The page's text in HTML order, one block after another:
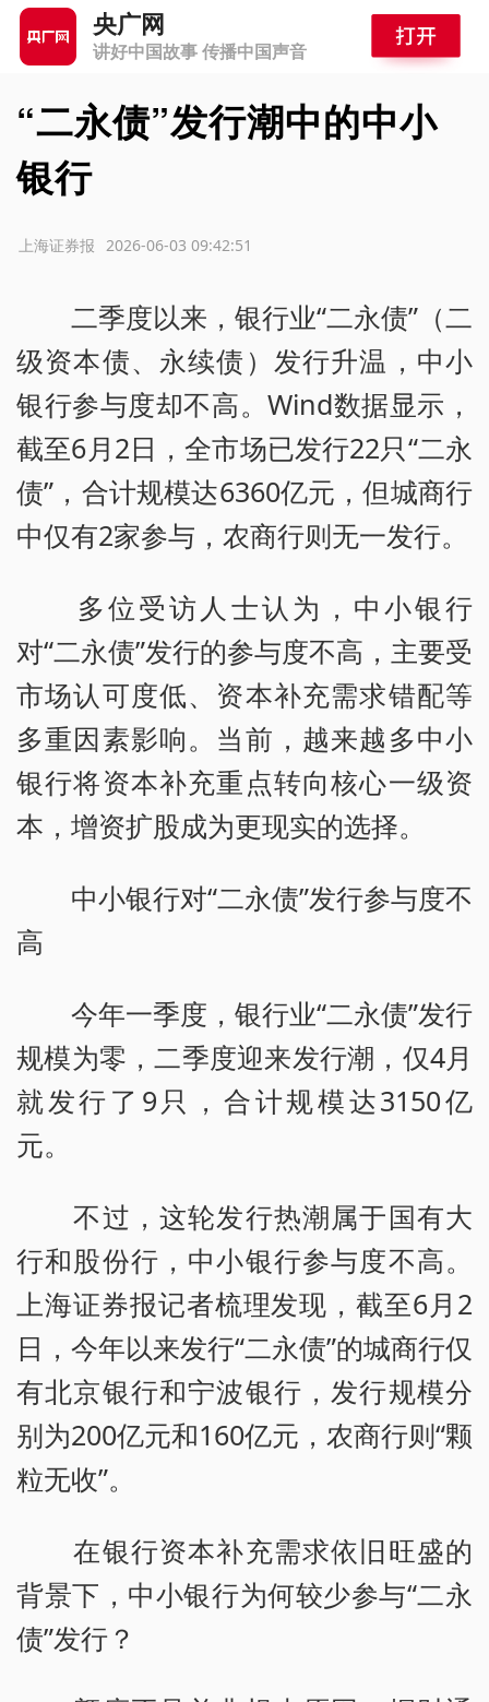
央广网
讲好中国故事 传播中国声音
“二永债”发行潮中的中小
银行
2026-06-03 09:42:51
上海证券报
二季度以来，银行业“二永债”（二
级资本债、永续债）发行升温，中小
银行参与度却不高。Wind数据显示，
截至6月2日，全市场已发行22只“二永
债”，合计规模达6360亿元，但城商行
中仅有2家参与，农商行则无一发行。
多位受访人士认为，中小银行
对“二永债”发行的参与度不高，主要受
市场认可度低、资本补充需求错配等
多重因素影响。当前，越来越多中小
银行将资本补充重点转向核心一级资
本，增资扩股成为更现实的选择。
中小银行对“二永债”发行参与度不
高
今年一季度，银行业“二永债”发行
规模为零，二季度迎来发行潮，仅4月
就发行了9只，合计规模达3150亿
元。
不过，这轮发行热潮属于国有大
行和股份行，中小银行参与度不高。
上海证券报记者梳理发现，截至6月2
日，今年以来发行“二永债”的城商行仅
有北京银行和宁波银行，发行规模分
别为200亿元和160亿元，农商行则“颗
粒无收”。
在银行资本补充需求依旧旺盛的
背景下，中小银行为何较少参与“二永
债”发行？